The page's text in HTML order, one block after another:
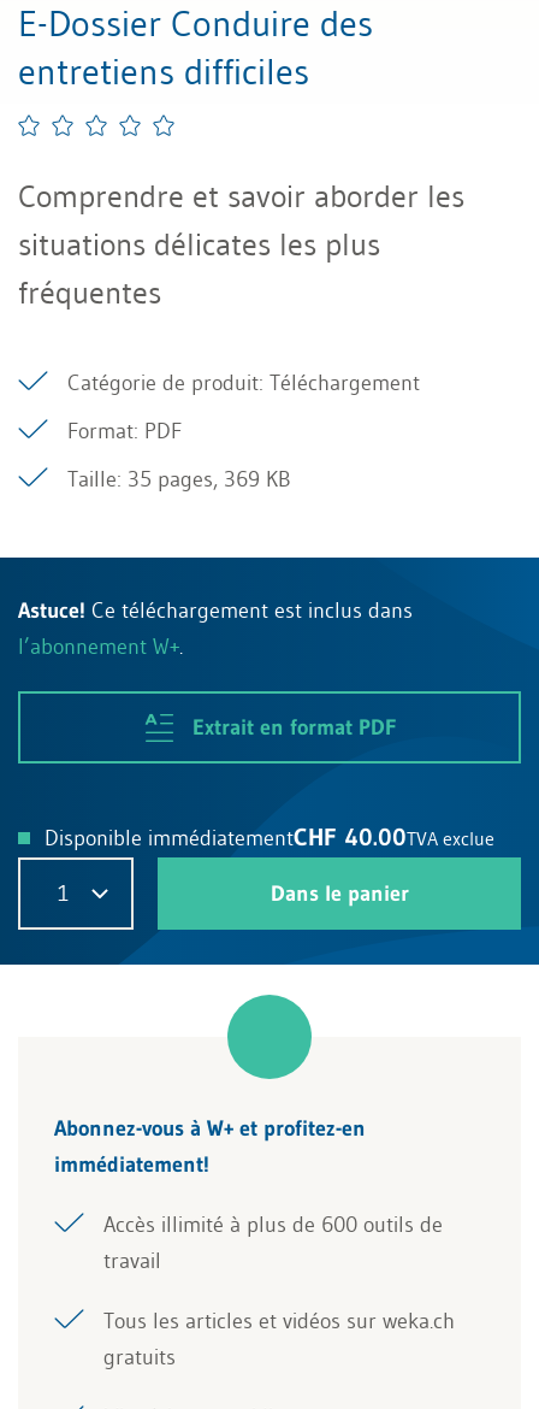
E-Dossier Conduire des
entretiens difficiles
Comprendre et savoir aborder les
situations délicates les plus
fréquentes
Catégorie de produit: Téléchargement
Format: PDF
Taille: 35 pages, 369 KB
Astuce! Ce téléchargement est inclus dans
l’abonnement W+.
Extrait en format PDF
Disponible immédiatementCHF 40.00TVA exclue
1 Dans le panier
Abonnez-vous à W+ et profitez-en
immédiatement!
Accès illimité à plus de 600 outils de
travail
Tous les articles et vidéos sur weka.ch
gratuits